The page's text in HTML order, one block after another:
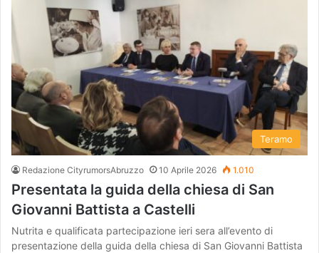
Teramo
Redazione CityrumorsAbruzzo 10 Aprile 2026 1.010
Presentata la guida della chiesa di San
Giovanni Battista a Castelli
Nutrita e qualificata partecipazione ieri sera all’evento di
presentazione della guida della chiesa di San Giovanni Battista